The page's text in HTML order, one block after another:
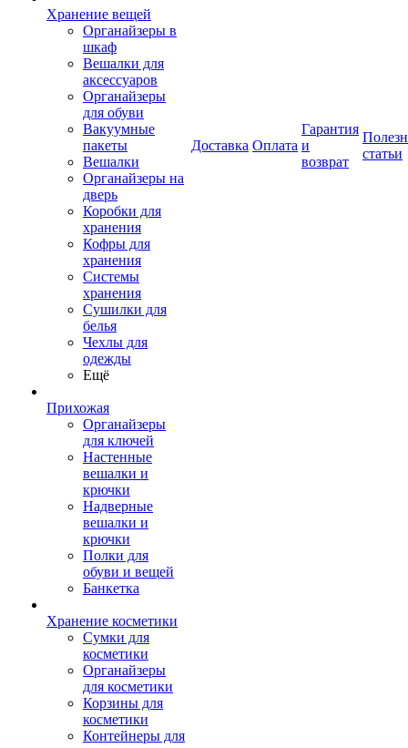
Хранение вещей
Органайзеры в
шкаф
Вешалки для
аксессуаров
Органайзеры
для обуви
Вакуумные
пакеты
Вешалки
Органайзеры на
дверь
Коробки для
хранения
Кофры для
хранения
Системы
хранения
Сушилки для
белья
Чехлы для
одежды
Ещё
Прихожая
Органайзеры
для ключей
Настенные
вешалки и
крючки
Надверные
вешалки и
крючки
Полки для
обуви и вещей
Банкетка
Хранение косметики
Сумки для
косметики
Органайзеры
для косметики
Корзины для
косметики
Контейнеры для
Доставка Оплата
Гарантия
и
возврат
статьи